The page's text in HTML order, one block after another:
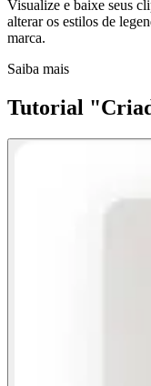
Visualize e baixe seus
alterar os estilos de
marca.
Saiba mais
Tutorial